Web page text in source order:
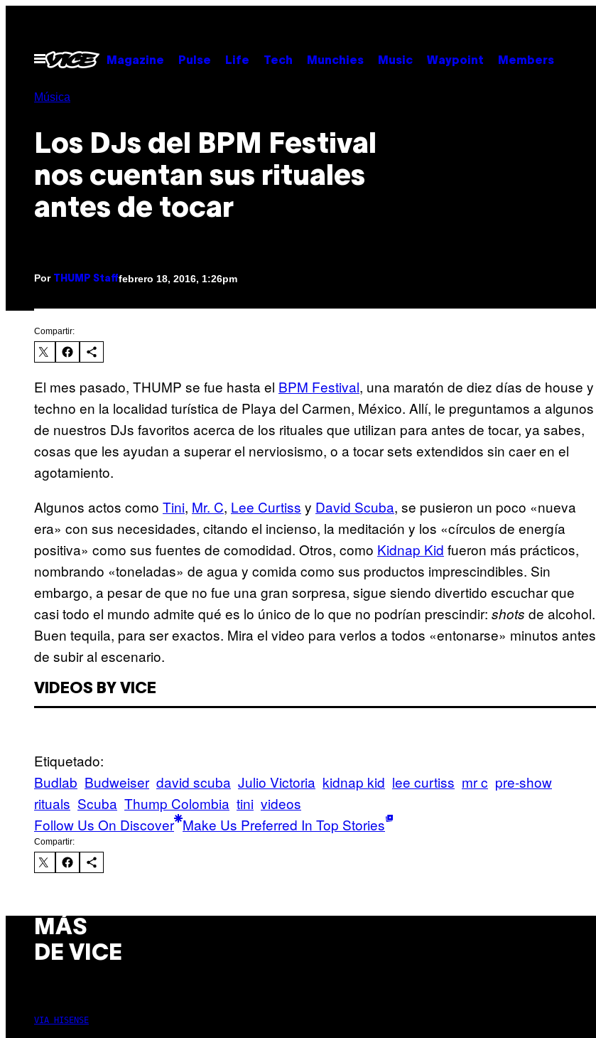
contenido
Abrir
Menú
Magazine Pulse Life Tech Munchies Music Waypoint Members
Música
Los DJs del BPM Festival
nos cuentan sus rituales
antes de tocar
Por THUMP Stafffebrero 18, 2016, 1:26pm
Compartir:
El mes pasado, THUMP se fue hasta el BPM Festival, una maratón de diez días de house y
techno en la localidad turística de Playa del Carmen, México. Allí, le preguntamos a algunos
de nuestros DJs favoritos acerca de los rituales que utilizan para antes de tocar, ya sabes,
cosas que les ayudan a superar el nerviosismo, o a tocar sets extendidos sin caer en el
agotamiento.
Algunos actos como Tini, Mr. C, Lee Curtiss y David Scuba, se pusieron un poco «nueva
era» con sus necesidades, citando el incienso, la meditación y los «círculos de energía
positiva» como sus fuentes de comodidad. Otros, como Kidnap Kid fueron más prácticos,
nombrando «toneladas» de agua y comida como sus productos imprescindibles. Sin
embargo, a pesar de que no fue una gran sorpresa, sigue siendo divertido escuchar que
casi todo el mundo admite qué es lo único de lo que no podrían prescindir: shots de alcohol.
Buen tequila, para ser exactos. Mira el video para verlos a todos «entonarse» minutos antes
de subir al escenario.
VIDEOS BY VICE
Etiquetado:
Budlab Budweiser david scuba Julio Victoria kidnap kid lee curtiss mr c pre-show
rituals Scuba Thump Colombia tini videos
Follow Us On Discover Make Us Preferred In Top Stories
Compartir:
MÁS
DE VICE
VIA HISENSE